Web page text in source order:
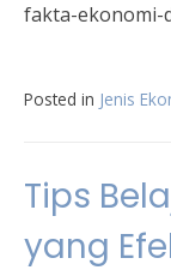
fakta-ekonomi-
Posted in Jenis
Tips
yang